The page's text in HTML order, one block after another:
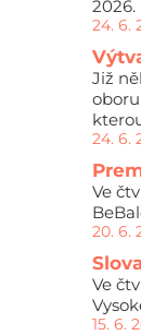
24. 6.
Již
24. 6.
Ve
20. 6.
Ve
15. 6.